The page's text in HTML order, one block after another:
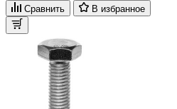
Сравнить В избранное